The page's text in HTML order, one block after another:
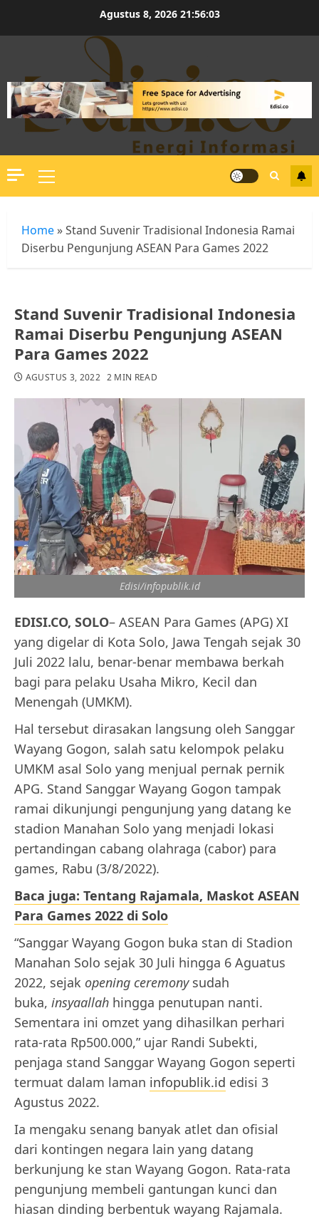
Agustus 8, 2026 21:56:04
Primary
Menu
Home »Stand Suvenir Tradisional Indonesia Ramai
Diserbu Pengunjung ASEAN Para Games 2022
Stand Suvenir Tradisional Indonesia
Ramai Diserbu Pengunjung ASEAN
Para Games 2022
AGUSTUS 3, 2022 2 MIN READ
Edisi/infopublik.id
EDISI.CO, SOLO– ASEAN Para Games (APG) XI
yang digelar di Kota Solo, Jawa Tengah sejak 30
Juli 2022 lalu, benar-benar membawa berkah
bagi para pelaku Usaha Mikro, Kecil dan
Menengah (UMKM).
Hal tersebut dirasakan langsung oleh Sanggar
Wayang Gogon, salah satu kelompok pelaku
UMKM asal Solo yang menjual pernak pernik
APG. Stand Sanggar Wayang Gogon tampak
ramai dikunjungi pengunjung yang datang ke
stadion Manahan Solo yang menjadi lokasi
pertandingan cabang olahraga (cabor) para
games, Rabu (3/8/2022).
Baca juga: Tentang Rajamala, Maskot ASEAN
Para Games 2022 di Solo
“Sanggar Wayang Gogon buka stan di Stadion
Manahan Solo sejak 30 Juli hingga 6 Aguatus
2022, sejak opening ceremonysudah
buka, insyaallah hingga penutupan nanti.
Sementara ini omzet yang dihasilkan perhari
rata-rata Rp500.000,” ujar Randi Subekti,
penjaga stand Sanggar Wayang Gogon seperti
termuat dalam laman infopublik.id edisi 3
Agustus 2022.
Ia mengaku senang banyak atlet dan ofisial
dari kontingen negara lain yang datang
berkunjung ke stan Wayang Gogon. Rata-rata
pengunjung membeli gantungan kunci dan
hiasan dinding berbentuk wayang Rajamala.